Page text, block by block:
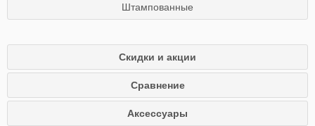
Штампованные
Скидки и акции
Сравнение
Аксессуары